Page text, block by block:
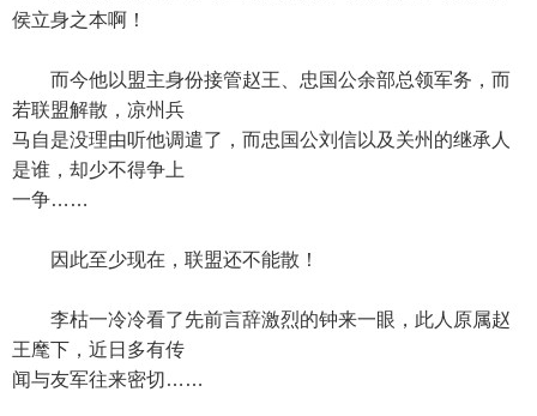
侯立身之本啊！
而今他以盟主身份接管赵王、忠国公余部总领军务，而
若联盟解散，凉州兵
马自是没理由听他调遣了，而忠国公刘信以及关州的继承人
是谁，却少不得争上
一争……
因此至少现在，联盟还不能散！
李枯一冷冷看了先前言辞激烈的钟来一眼，此人原属赵
王麾下，近日多有传
闻与友军往来密切……